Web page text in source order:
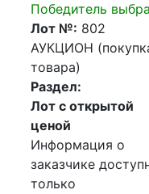
Победитель
Лот №: 802
АУКЦИОН
товара)
Раздел:
Лот с открытой
ценой
Информация о
заказчике
только